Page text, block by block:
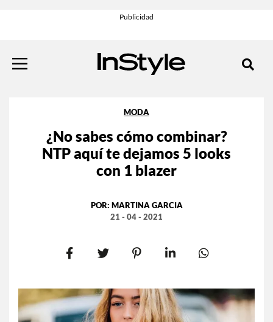
MODA
¿No sabes cómo combinar?
NTP aquí te dejamos 5 looks
con 1 blazer
POR: MARTINA GARCIA
21 - 04 - 2021